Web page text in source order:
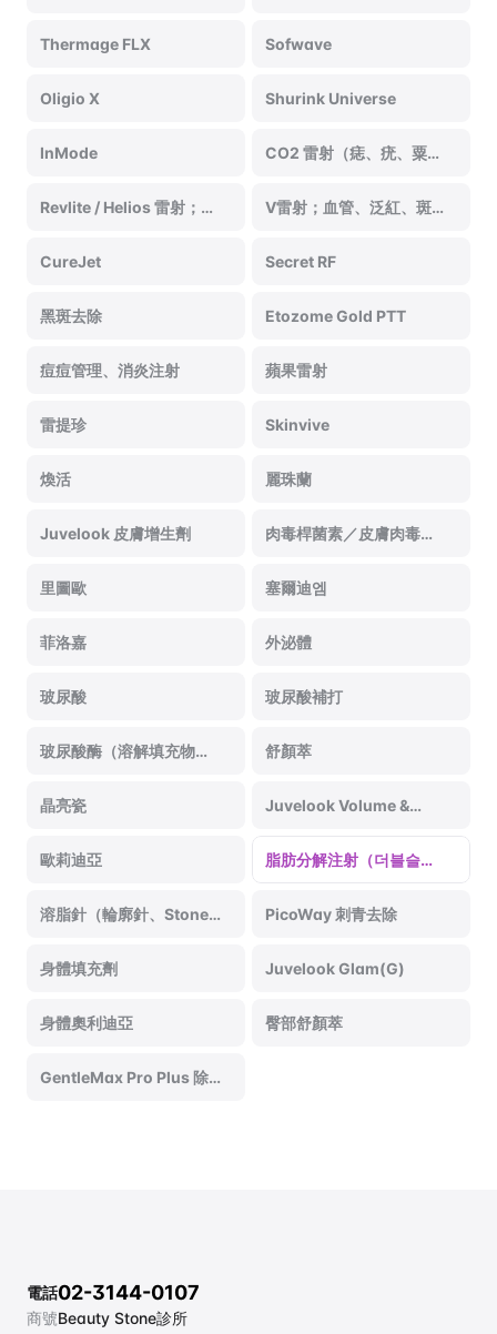
Thermage FLX Sofwave
Oligio X Shurink Universe
InMode
CO2 雷射（痣、疣、粟粒
Revlite / Helios 雷射；肝
V雷射；血管、泛紅、斑
CureJet
Secret RF
黑斑去除 Etozome Gold PTT
痘痘管理、消炎注射 蘋果雷射
雷提珍 Skinvive
煥活 麗珠蘭
Juvelook 皮膚增生劑
肉毒桿菌素／皮膚肉毒桿
里圖歐
塞爾迪엠
菲洛嘉 外泌體
玻尿酸 玻尿酸補打
玻尿酸酶（溶解填充物的
舒顏萃
晶亮瓷
Juvelook Volume &
歐莉迪亞
脂肪分解注射（더블슬
溶脂針（輪廓針、Stone
PicoWay 刺青去除
身體填充劑 Juvelook Glam(G)
身體奧利迪亞 臀部舒顏萃
GentleMax Pro Plus 除
商號Beauty Stone診所
電話02-3144-0107